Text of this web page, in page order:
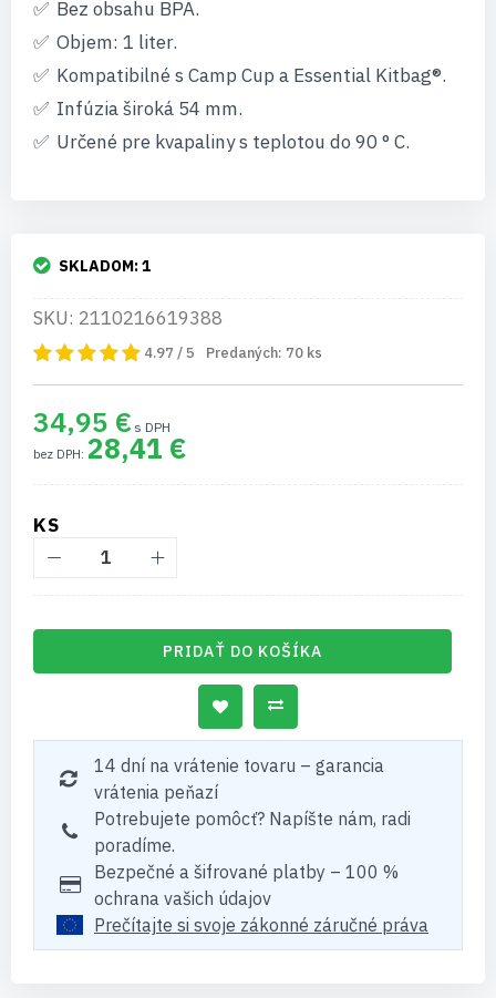
Bez obsahu BPA.
Objem: 1 liter.
Kompatibilné s Camp Cup a Essential Kitbag®.
Infúzia široká 54 mm.
Určené pre kvapaliny s teplotou do 90 ° C.
SKLADOM:1
SKU: 2110216619388
4.97 / 5 Predaných: 70 ks
34,95 €
28,41 €
KS
PRIDAŤ DO KOŠÍKA
14 dní na vrátenie tovaru – garancia
vrátenia peňazí
Potrebujete pomôcť? Napíšte nám, radi
poradíme.
Bezpečné a šifrované platby – 100 %
ochrana vašich údajov
Prečítajte si svoje zákonné záručné práva